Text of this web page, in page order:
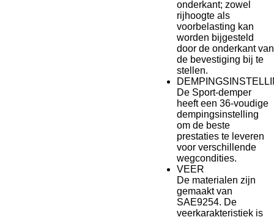
onderkant; zowel
rijhoogte als
voorbelasting kan
worden bijgesteld
door de onderkant van
de bevestiging bij te
stellen.
De Sport-demper
heeft een 36-voudige
dempingsinstelling
om de beste
prestaties te leveren
voor verschillende
wegcondities.
VEER
De materialen zijn
gemaakt van
SAE9254. De
veerkarakteristiek is